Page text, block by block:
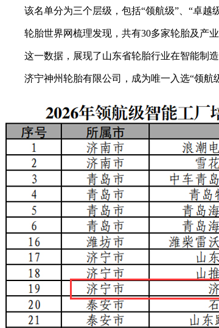
该名单分为三个层级，包括“领航级”、“卓越
轮胎世界网梳理发现，共有30多家轮胎及产
这一数据，展现了山东省轮胎行业在智能制造
济宁神州轮胎有限公司，成为唯一入选“领航